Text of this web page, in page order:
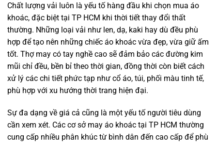
Chất lượng vải luôn là yếu tố hàng đầu khi chọn mua áo
khoác, đặc biệt tại TP HCM khi thời tiết thay đổi thất
thường. Những loại vải như len, dạ, kaki hay dù đều phù
hợp để tạo nên những chiếc áo khoác vừa đẹp, vừa giữ ấm
tốt. Thợ may có tay nghề cao sẽ đảm bảo các đường kim
mũi chỉ đều, bền bỉ theo thời gian, đồng thời còn biết cách
xử lý các chi tiết phức tạp như cổ áo, túi, phối màu tinh tế,
phù hợp với xu hướng thời trang hiện đại.
Sự đa dạng về giá cả cũng là một yếu tố người tiêu dùng
cần xem xét. Các cơ sở may áo khoác tại TP HCM thường
cung cấp nhiều phân khúc từ bình dân đến cao cấp để phù